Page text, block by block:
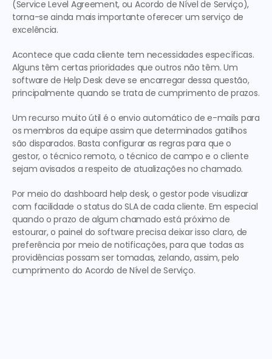
(Service Level Agreement, ou Acordo de Nível de Serviço),
torna-se ainda mais importante oferecer um serviço de
excelência.
Acontece que cada cliente tem necessidades específicas.
Alguns têm certas prioridades que outros não têm. Um
software de Help Desk deve se encarregar dessa questão,
principalmente quando se trata de cumprimento de prazos.
Um recurso muito útil é o envio automático de e-mails para
os membros da equipe assim que determinados gatilhos
são disparados. Basta configurar as regras para que o
gestor, o técnico remoto, o técnico de campo e o cliente
sejam avisados a respeito de atualizações no chamado.
Por meio do dashboard help desk, o gestor pode visualizar
com facilidade o status do SLA de cada cliente. Em especial
quando o prazo de algum chamado está próximo de
estourar, o painel do software precisa deixar isso claro, de
preferência por meio de notificações, para que todas as
providências possam ser tomadas, zelando, assim, pelo
cumprimento do Acordo de Nível de Serviço.